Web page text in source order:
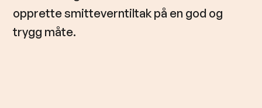
opprette smitteverntiltak på en god og
trygg måte.